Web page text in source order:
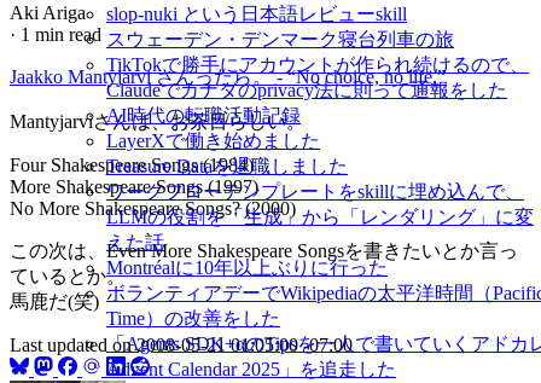
slop-nuki という日本語レビューskill
スウェーデン・デンマーク寝台列車の旅
TikTokで勝手にアカウントが作られ続けるので、
Claudeでカナダのprivacy法に則って通報をした
AI時代の転職活動記録
LayerXで働き始めました
Treasure Dataを退職しました
ワークフローテンプレートをskillに埋め込んで、
LLMの役割を「生成」から「レンダリング」に変
えた話
Montréalに10年以上ぶりに行った
ボランティアデーでWikipediaの太平洋時間（
Time）の改善をした
「Agents SDK+αのTipsを一人で書いていくアドカ
Advent Calendar 2025」を追走した
Aki Ariga
· 1 min read
Jaakko Mantyjarvi さんったら。 - “No choice, no life.”
Mantyjarviさんは、お茶目らしい。
Four Shakespeare Songs (1984)
More Shakespeare Songs (1997)
No More Shakespeare Songs? (2000)
この次は、Even More Shakespeare Songsを書きたいとか言っ
ているとか。
馬鹿だ(笑)
Last updated on2008-05-21 01:05:00 -07:00